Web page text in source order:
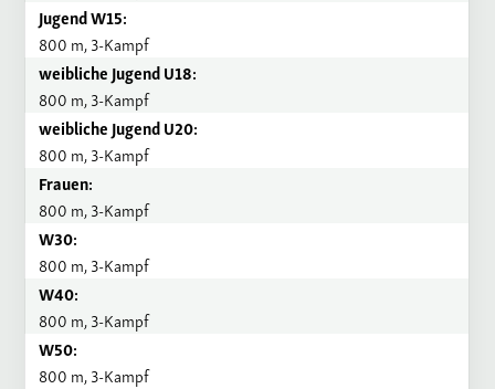
Jugend W15:
800 m, 3-Kampf
weibliche Jugend U18:
800 m, 3-Kampf
weibliche Jugend U20:
800 m, 3-Kampf
Frauen:
800 m, 3-Kampf
W30:
800 m, 3-Kampf
W40:
800 m, 3-Kampf
W50:
800 m, 3-Kampf